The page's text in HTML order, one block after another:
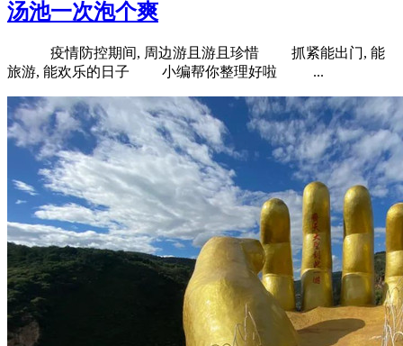
汤池一次泡个爽
疫情防控期间, 周边游且游且珍惜 抓紧能出门, 能
旅游, 能欢乐的日子 小编帮你整理好啦 ...